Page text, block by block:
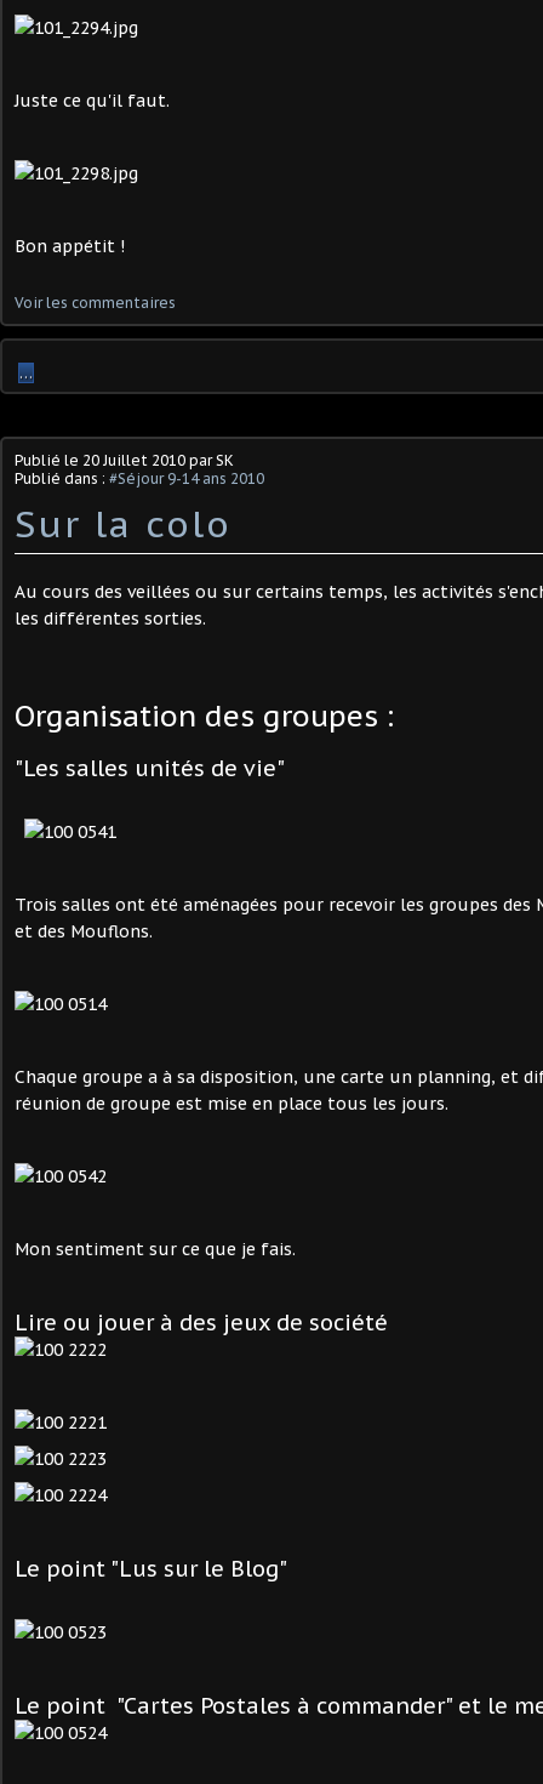
Juste ce qu'il faut.
Bon appétit !
Voir les commentaires
…
Publié le 20 Juillet 2010 par SK
Publié dans : #Séjour 9-14 ans 2010
Sur la colo
Au cours des veillées ou sur certains temps, les activités
les différentes sorties.
Organisation des groupes :
"Les salles unités de vie"
Trois salles ont été aménagées pour recevoir les groupes des
et des Mouflons.
Chaque groupe a à sa disposition, une carte un planning, et
réunion de groupe est mise en place tous les jours.
Mon sentiment sur ce que je fais.
Lire ou jouer à des jeux de société
Le point "Lus sur le Blog"
Le point "Cartes Postales à commander" et le